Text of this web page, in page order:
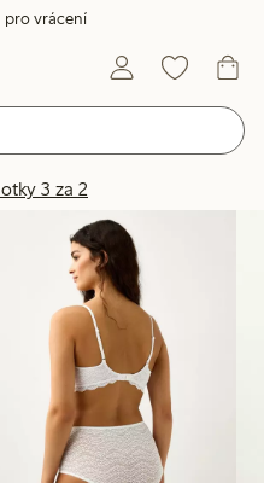
pro vrácení
3 za 2
Produkty na obrázku